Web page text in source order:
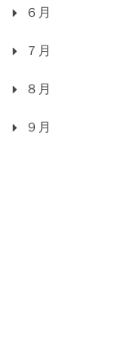
６月
７月
８月
９月